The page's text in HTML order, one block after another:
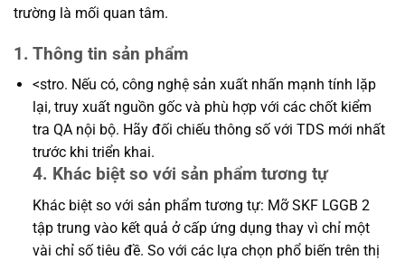
trường là mối quan tâm.
1. Thông tin sản phẩm
<stro. Nếu có, công nghệ sản xuất nhấn mạnh tính lặp
lại, truy xuất nguồn gốc và phù hợp với các chốt kiểm
tra QA nội bộ. Hãy đối chiếu thông số với TDS mới nhất
trước khi triển khai.
4. Khác biệt so với sản phẩm tương tự
Khác biệt so với sản phẩm tương tự: Mỡ SKF LGGB 2
tập trung vào kết quả ở cấp ứng dụng thay vì chỉ một
vài chỉ số tiêu đề. So với các lựa chọn phổ biến trên thị